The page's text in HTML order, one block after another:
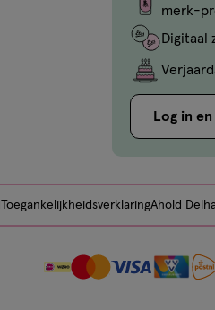
merk-
Digitaal
Log in
ToegankelijkheidsverklaringAhold